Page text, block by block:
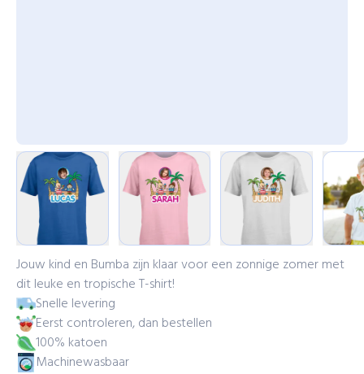
Jouw kind en Bumba zijn klaar voor een zonnige zomer met
dit leuke en tropische T-shirt!
Snelle levering
Eerst controleren, dan bestellen
100% katoen
Machinewasbaar